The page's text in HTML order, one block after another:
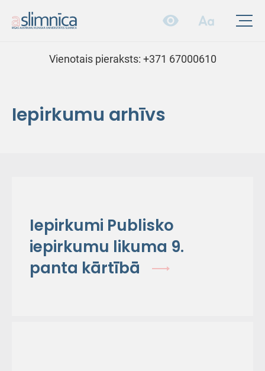
Vienotais pieraksts: +371 67000610
Iepirkumu arhīvs
Iepirkumi Publisko
iepirkumu likuma 9.
panta kārtībā